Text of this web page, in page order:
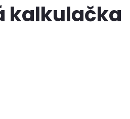
kalkulačka